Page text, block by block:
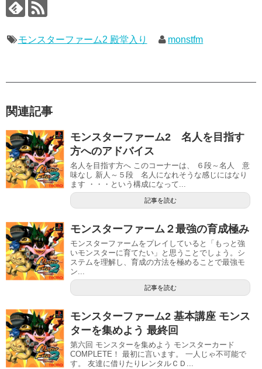
モンスターファーム2 殿堂入り monstfm
関連記事
モンスターファーム2 名人を目指す
方へのアドバイス
名人を目指す方へ このコーナーは、 ６段～名人 意
味なし 新人～５段 名人になれそうな感じにはなり
ます ・・・という構成になって...
記事を読む
モンスターファーム２最強の育成極み
モンスターファームをプレイしていると「もっと強
いモンスターに育てたい」と思うことでしょう。シ
ステムを理解し、育成の方法を極めることで最強モ
ン...
記事を読む
モンスターファーム2 基本講座 モンス
ターを集めよう 最終回
第六回 モンスターを集めよう モンスターカード
COMPLETE！ 最初に言います。 一人じゃ不可能で
す。 友達に借りたりレンタルＣＤ...